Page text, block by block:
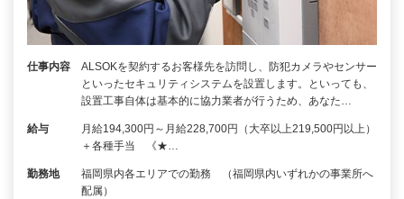
仕事内容
ALSOKを契約するお客様先を訪問し、防犯カメラやセンサー
といったセキュリティシステムを設置します。といっても、
設置工事自体は基本的に協力業者が行うため、あなた…
給与
月給194,300円～月給228,700円（大卒以上219,500円以上）
＋各種手当 《★…
勤務地
福岡県内各エリアでの勤務 （福岡県内いずれかの事業所へ
配属）